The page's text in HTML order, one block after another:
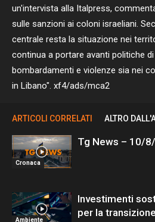
un'intervista alla Italpress,
sulle sanzioni ai coloni israeliani.
centrale resta la situazione nei
continua a portare avanti politiche
bombardamenti e violenze sia nei
in Libano". xf4/ads/mca2
ARTICOLI CORRELATI ALTRO
Cronaca
Tg News – 10/
Ambiente
Investimenti
per la transizione